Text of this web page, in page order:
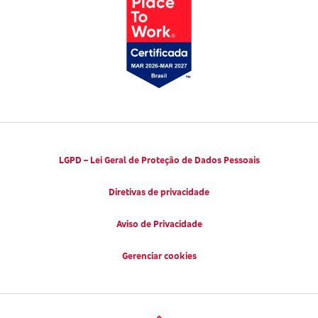
LGPD – Lei Geral de Proteção de Dados Pessoais
Diretivas de privacidade
Aviso de Privacidade
Gerenciar cookies